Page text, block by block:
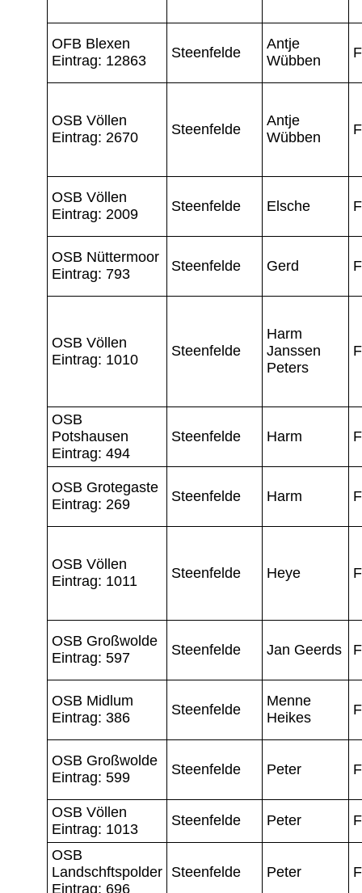
OFB Blexen
Eintrag: 12863
Steenfelde
Antje
Wübben
OSB Völlen
Eintrag: 2670
Steenfelde
Antje
Wübben
OSB Völlen
Eintrag: 2009
Steenfelde Elsche
OSB Nüttermoor
Eintrag: 793
Steenfelde Gerd
OSB Völlen
Eintrag: 1010
Steenfelde
Harm
Janssen
Peters
OSB
Potshausen
Eintrag: 494
Steenfelde Harm
OSB Grotegaste
Eintrag: 269
Steenfelde Harm
OSB Völlen
Eintrag: 1011
Steenfelde Heye
OSB Großwolde
Eintrag: 597
Steenfelde Jan Geerds
OSB Midlum
Eintrag: 386
Steenfelde
Menne
Heikes
OSB Großwolde
Eintrag: 599
Steenfelde Peter
OSB Völlen
Eintrag: 1013
Steenfelde Peter
OSB
Landschftspolder
Eintrag: 696
Steenfelde Peter